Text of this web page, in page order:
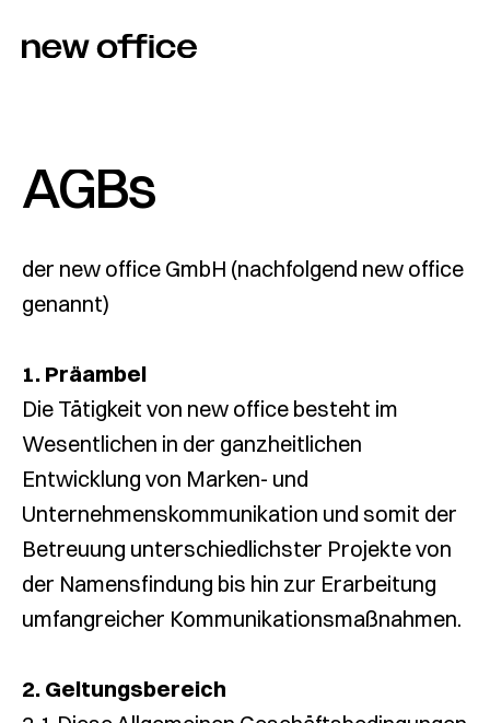
AGBs
der new office GmbH (nachfolgend new office
genannt)
1. Präambel
Die Tätigkeit von new office besteht im
Wesentlichen in der ganzheitlichen
Entwicklung von Marken- und
Unternehmenskommunikation und somit der
Betreuung unterschiedlichster Projekte von
der Namensfindung bis hin zur Erarbeitung
umfangreicher Kommunikationsmaßnahmen.
2. Geltungsbereich